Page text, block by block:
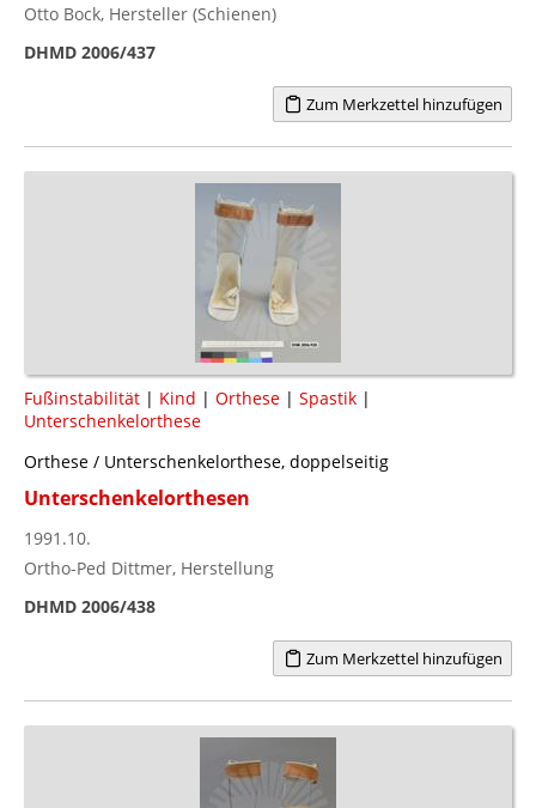
Otto Bock, Hersteller (Schienen)
DHMD 2006/437
Zum Merkzettel hinzufügen
Fußinstabilität | Kind | Orthese | Spastik |
Unterschenkelorthese
Orthese / Unterschenkelorthese, doppelseitig
Unterschenkelorthesen
1991.10.
Ortho-Ped Dittmer, Herstellung
DHMD 2006/438
Zum Merkzettel hinzufügen